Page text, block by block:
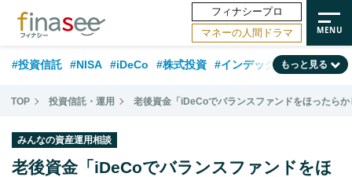
フィナシープロ
マネーの人間ドラマ
#投資信託 #NISA #iDeCo #株式投資 #インデックスファンド
#相談事例 #相続・贈与 #FP #新NISA #積立投資 #30代
#フィナンシャル・ウェルビーイング
もっと見る
TOP 投資信託・運用 老後資金「iDeCoでバランスファンドをほったら
みんなの資産運用相談
老後資金「iDeCoでバランスファンドをほ